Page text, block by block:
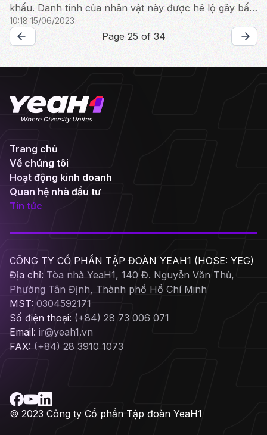
khấu. Danh tính của nhân vật này được hé lộ gây bất
ngờ.
10:18 15/06/2023
Page 25 of 34
Trang chủ
Về chúng tôi
Hoạt động kinh doanh
Quan hệ nhà đầu tư
Tin tức
CÔNG TY CỔ PHẦN TẬP ĐOÀN YEAH1 (HOSE: YEG)
Địa chỉ: Tòa nhà YeaH1, 140 Đ. Nguyễn Văn Thủ,
Phường Tân Định, Thành phố Hồ Chí Minh
MST: 0304592171
Số điện thoại: (+84) 28 73 006 071
Email: ir@yeah1.vn
FAX: (+84) 28 3910 1073
© 2023 Công ty Cổ phần Tập đoàn YeaH1